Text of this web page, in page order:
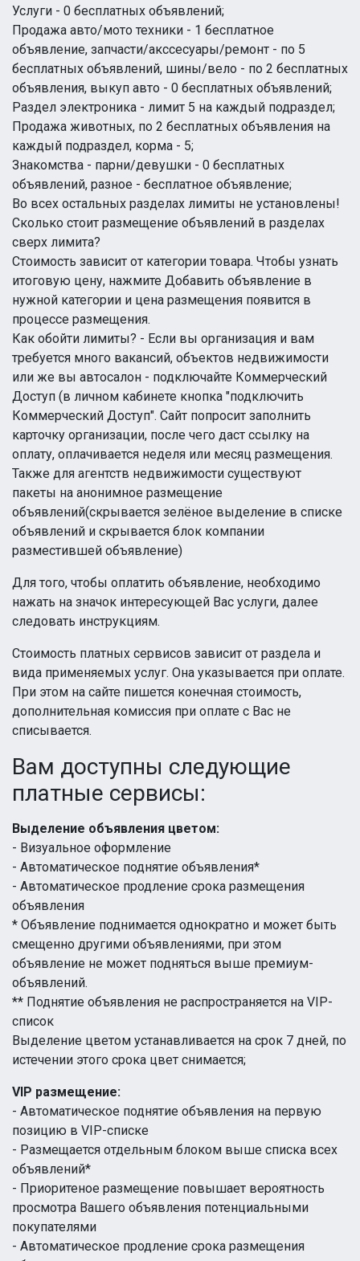
Услуги - 0 бесплатных объявлений;
Продажа авто/мото техники - 1 бесплатное
объявление, запчасти/акссесуары/ремонт - по 5
бесплатных объявлений, шины/вело - по 2 бесплатных
объявления, выкуп авто - 0 бесплатных объявлений;
Раздел электроника - лимит 5 на каждый подраздел;
Продажа животных, по 2 бесплатных объявления на
каждый подраздел, корма - 5;
Знакомства - парни/девушки - 0 бесплатных
объявлений, разное - бесплатное объявление;
Во всех остальных разделах лимиты не установлены!
Сколько стоит размещение объявлений в разделах
сверх лимита?
Стоимость зависит от категории товара. Чтобы узнать
итоговую цену, нажмите Добавить объявление в
нужной категории и цена размещения появится в
процессе размещения.
Как обойти лимиты? - Если вы организация и вам
требуется много вакансий, объектов недвижимости
или же вы автосалон - подключайте Коммерческий
Доступ (в личном кабинете кнопка "подключить
Коммерческий Доступ". Сайт попросит заполнить
карточку организации, после чего даст ссылку на
оплату, оплачивается неделя или месяц размещения.
Также для агентств недвижимости существуют
пакеты на анонимное размещение
объявлений(скрывается зелёное выделение в списке
объявлений и скрывается блок компании
разместившей объявление)
Для того, чтобы оплатить объявление, необходимо
нажать на значок интересующей Вас услуги, далее
следовать инструкциям.
Стоимость платных сервисов зависит от раздела и
вида применяемых услуг. Она указывается при оплате.
При этом на сайте пишется конечная стоимость,
дополнительная комиссия при оплате с Вас не
списывается.
Вам доступны следующие
платные сервисы:
Выделение объявления цветом:
- Визуальное оформление
- Автоматическое поднятие объявления*
- Автоматическое продление срока размещения
объявления
* Объявление поднимается однократно и может быть
смещенно другими объявлениями, при этом
объявление не может подняться выше премиум-
объявлений.
** Поднятие объявления не распространяется на VIP-
список
Выделение цветом устанавливается на срок 7 дней, по
истечении этого срока цвет снимается;
VIP размещение:
- Автоматическое поднятие объявления на первую
позицию в VIP-списке
- Размещается отдельным блоком выше списка всех
объявлений*
- Приоритеное размещение повышает вероятность
просмотра Вашего объявления потенциальными
покупателями
- Автоматическое продление срока размещения